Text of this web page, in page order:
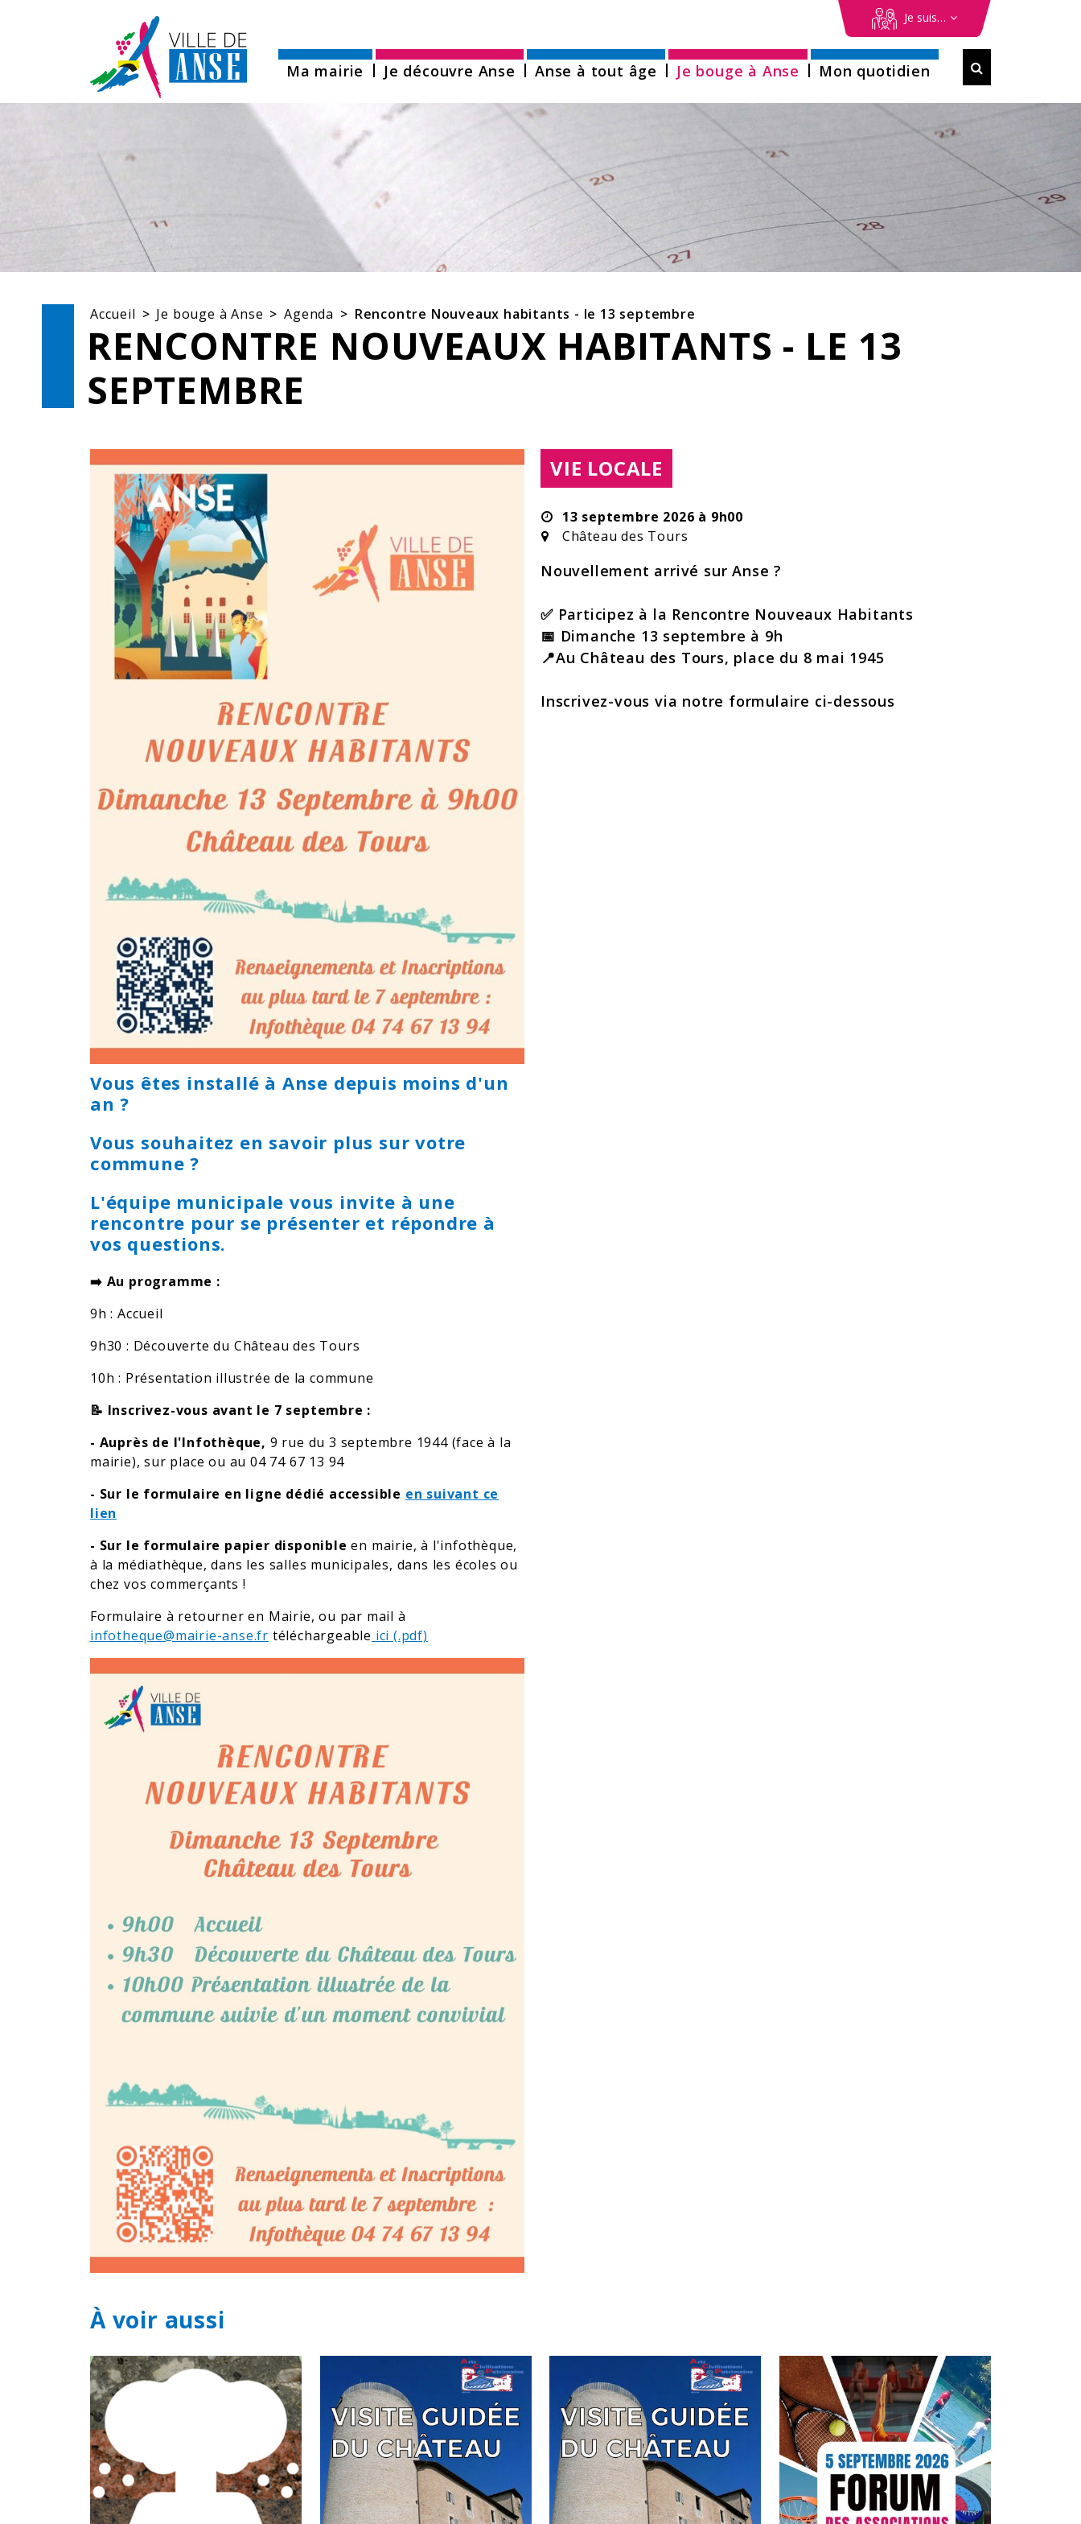
Je suis…

de
recherche
Ma mairie Je découvre Anse Anse à tout âge Je bouge à Anse Mon quotidien
Accueil Je bouge à Anse Agenda Rencontre Nouveaux habitants - le 13 septembre
RENCONTRE NOUVEAUX HABITANTS - LE 13
SEPTEMBRE
THÉMATIQUE :
VIE LOCALE
Vous êtes installé à Anse depuis moins d'un
an ?
Vous souhaitez en savoir plus sur votre
commune ?
L'équipe municipale vous invite à une
rencontre pour se présenter et répondre à
vos questions.
➡️ Au programme :
9h : Accueil
9h30 : Découverte du Château des Tours
10h : Présentation illustrée de la commune
📝 Inscrivez-vous avant le 7 septembre :
- Auprès de l'Infothèque, 9 rue du 3 septembre 1944 (face à la
mairie), sur place ou au 04 74 67 13 94
- Sur le formulaire en ligne dédié accessible en suivant ce
lien
- Sur le formulaire papier disponibleen mairie, à l'infothèque,
à la médiathèque, dans les salles municipales, dans les écoles ou
chez vos commerçants !
Formulaire à retourner en Mairie, ou par mail à
infotheque@mairie-anse.fr téléchargeable ici
Dates :13 septembre 2026 à 9h00
Lieu :
Château des Tours
Nouvellement arrivé sur Anse ?
✅ Participez à la Rencontre Nouveaux Habitants
📅 Dimanche 13 septembre à 9h
📍Au Château des Tours, place du 8 mai 1945
Inscrivez-vous via notre formulaire ci-dessous
À voir aussi